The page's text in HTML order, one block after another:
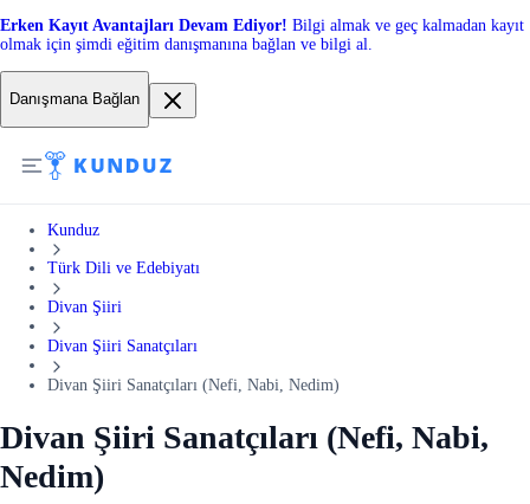
Erken Kayıt Avantajları Devam Ediyor! Bilgi almak ve geç kalmadan kayıt
olmak için şimdi eğitim danışmanına bağlan ve bilgi al.
Danışmana Bağlan
Kunduz
Türk Dili ve Edebiyatı
Divan Şiiri
Divan Şiiri Sanatçıları
Divan Şiiri Sanatçıları (Nefi, Nabi, Nedim)
Divan Şiiri Sanatçıları (Nefi, Nabi,
Nedim)